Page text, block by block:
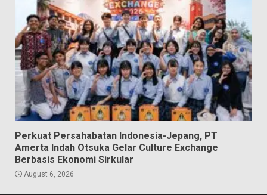
Perkuat Persahabatan Indonesia-Jepang, PT
Amerta Indah Otsuka Gelar Culture Exchange
Berbasis Ekonomi Sirkular
August 6, 2026